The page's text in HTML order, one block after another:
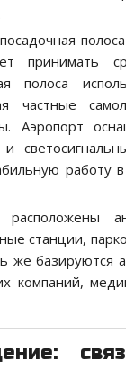
принимать
полоса
частные
Аэропорт
работу
станции,
же базируются
компаний,